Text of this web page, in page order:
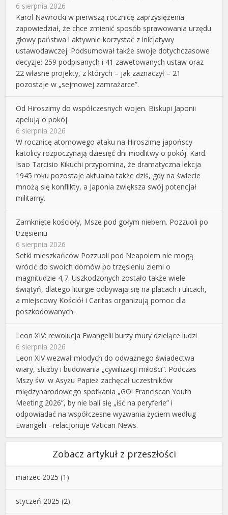
6 sierpnia 2026
Karol Nawrocki w pierwszą rocznicę zaprzysiężenia
zapowiedział, że chce zmienić sposób sprawowania urzędu
głowy państwa i aktywnie korzystać z inicjatywy
ustawodawczej. Podsumował także swoje dotychczasowe
decyzje: 259 podpisanych i 41 zawetowanych ustaw oraz
22 własne projekty, z których – jak zaznaczył – 21
pozostaje w „sejmowej zamrażarce”.
Od Hiroszimy do współczesnych wojen. Biskupi Japonii
apelują o pokój
6 sierpnia 2026
W rocznicę atomowego ataku na Hiroszimę japońscy
katolicy rozpoczynają dziesięć dni modlitwy o pokój. Kard.
Isao Tarcisio Kikuchi przypomina, że dramatyczna lekcja
1945 roku pozostaje aktualna także dziś, gdy na świecie
mnożą się konflikty, a Japonia zwiększa swój potencjał
militarny.
Zamknięte kościoły, Msze pod gołym niebem. Pozzuoli po
trzęsieniu
6 sierpnia 2026
Setki mieszkańców Pozzuoli pod Neapolem nie mogą
wrócić do swoich domów po trzęsieniu ziemi o
magnitudzie 4,7. Uszkodzonych zostało także wiele
świątyń, dlatego liturgie odbywają się na placach i ulicach,
a miejscowy Kościół i Caritas organizują pomoc dla
poszkodowanych.
Leon XIV: rewolucja Ewangelii burzy mury dzielące ludzi
6 sierpnia 2026
Leon XIV wezwał młodych do odważnego świadectwa
wiary, służby i budowania „cywilizacji miłości”. Podczas
Mszy św. w Asyżu Papież zachęcał uczestników
międzynarodowego spotkania „GO! Franciscan Youth
Meeting 2026”, by nie bali się „iść na peryferie” i
odpowiadać na współczesne wyzwania życiem według
Ewangelii - relacjonuje Vatican News.
Zobacz artykuł z przeszłości
marzec 2025 (1)
styczeń 2025 (2)